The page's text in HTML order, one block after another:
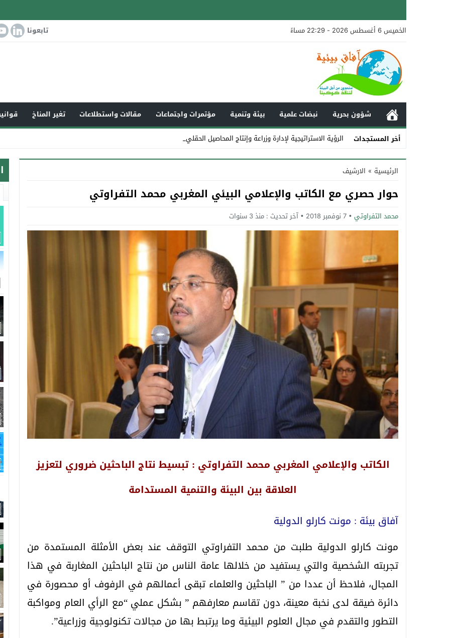
الخميس 6 أغسطس 2026 - 22:29 مساءً تابعونا
شؤون بحرية نبضات علمية بيئة وتنمية مؤتمرات واجتماعات مقالات واستطلاعات تغير المناخ
أخر المستجدات
الرؤية الاستراتيجية لإدارة وزراعة وإنتاج المحاصيل الحقلية في العراق والو_
Stop
Previous
Next
الرئيسية » الارشيف
حوار حصري مع الكاتب والإعلامي البيئي المغربي محمد التفراوتي
محمد التفراوتي 7 نوفمبر 2018 آخر تحديث : منذ 3 سنوات
الكاتب والإعلامي المغربي محمد التفراوتي : تبسيط نتاج الباحثين ضروري لتعزيز
العلاقة بين البيئة والتنمية المستدامة
آفاق بيئة : مونت كارلو الدولية
مونت كارلو الدولية طلبت من محمد التفراوتي التوقف عند بعض الأمثلة المستمدة من
تجربته الشخصية والتي يستفيد من خلالها عامة الناس من نتاج الباحثين المغاربة في هذا
المجال، فلاحظ أن عددا من ” الباحثين والعلماء تبقى أعمالهم في الرفوف أو محصورة في
دائرة ضيقة لدى نخبة معينة، دون تقاسم معارفهم ” بشكل عملي “مع الرأي العام ومواكبة
التطور والتقدم في مجال العلوم البيئية وما يرتبط بها من مجالات تكنولوجية وزراعية”.